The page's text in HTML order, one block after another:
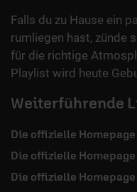
Falls du zu Hause ein
rumliegen hast, zünde
für die richtige
Playlist wird heute
Weiterführende
Die offizielle
Die offizielle
Die offizielle